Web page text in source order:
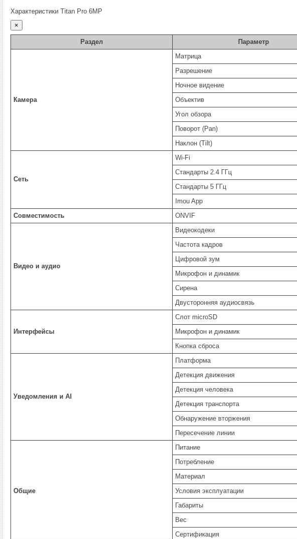
Характеристики Titan Pro 6MP
×
Раздел Параметр
Камера
Матрица
Разрешение
Ночное видение
Объектив
Угол обзора
Поворот (Pan)
Наклон (Tilt)
Сеть
Wi-Fi
Стандарты 2.4 ГГц
Стандарты 5 ГГц
Imou App
Совместимость
ONVIF
Видео и аудио
Видеокодеки
Частота кадров
Цифровой зум
Микрофон и динамик
Сирена
Двусторонняя аудиосвязь
Интерфейсы
Слот microSD
Микрофон и динамик
Кнопка сброса
Уведомления и AI
Платформа
Детекция движения
Детекция человека
Детекция транспорта
Обнаружение вторжения
Пересечение линии
Общие
Питание
Потребление
Материал
Условия эксплуатации
Габариты
Вес
Сертификация